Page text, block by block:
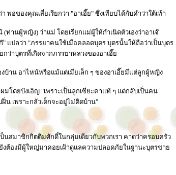
พ่อของคุณเสี่ยเรียกว่า "อาเอี๊ย" ซึ่งเทียบได้กับคำว่าใต้เท้า
านผู้หญิง) ว่าแม่ โดยเรียกแม่ผู้ให้กำเนิดตัวเองว่าอาเจ๊
แปลว่า "ภรรยาคนใช้เมื่อคลอดบุตร บุตรนั้นให้ถือว่าเป็นบุตร
ว่าบุตรที่เกิดจากภรรยาหลวงของอาเอี๊ย
าน อาไหน้หรือแม้แต่เมียเล็ก ๆ ของอาเอี๊ยมีแต่ลูกผู้หญิง
โดยบังเอิญ "เพราะเป็นลูกเซียะคาแท้ ๆ แต่กลับเป็นคน
น เพราะกลัวเด็กจะอยู่ไม่ติดบ้าน"
สมาชิกกิตติมศักดิ์ในกลุ่มเดียวกับพวกเรา คาดว่าครอบครัว
ต้องมีผู้ใหญ่มาคอยเฝ้าดูแลความปลอดภัยในฐานะบุตรชาย